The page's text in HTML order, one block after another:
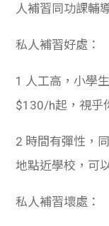
人補習同功課輔
私人補習好處：
1 人工高，小學
$130/h起，視乎
2 時間有彈性，
地點近學校，可
私人補習壞處：